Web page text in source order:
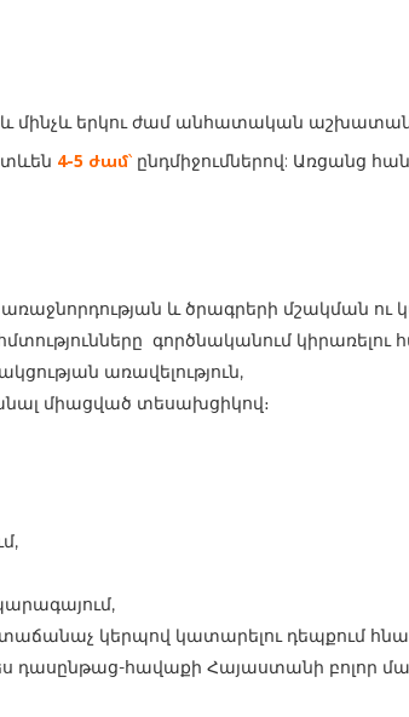
մինչև երկու ժամ անհատական
4-5 ժամ՝ ընդմիջումներով: Առցանց
և ծրագրերի մշակման ու
գործնականում կիրառելու
առավելություն,
միացված տեսախցիկով։
կերպով կատարելու դեպքում
դասընթաց-հավաքի Հայաստանի բոլոր